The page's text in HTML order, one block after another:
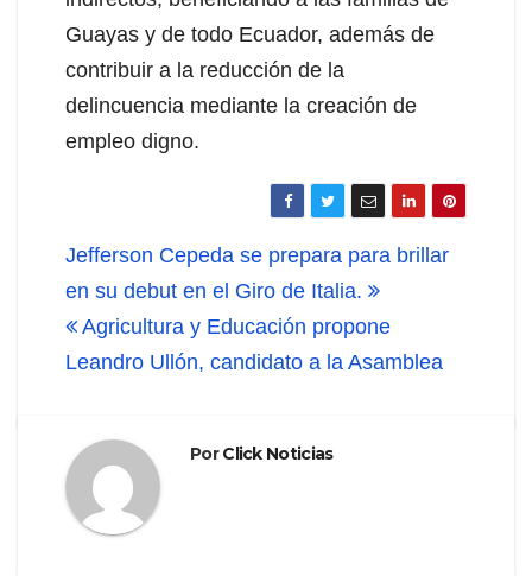
Guayas y de todo Ecuador, además de
contribuir a la reducción de la
delincuencia mediante la creación de
empleo digno.
Navegación
de
entradas
Jefferson Cepeda se prepara para brillar
en su debut en el Giro de Italia.
Agricultura y Educación propone
Leandro Ullón, candidato a la Asamblea
PorClick Noticias